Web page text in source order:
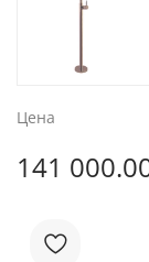
Цена
141